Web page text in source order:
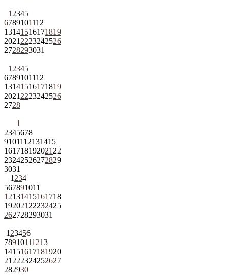
1 2345
6789101112
13141516171819
2021 2223242526
2728293031
1 2345
6789101112
13141516171819
2021 2223242526
2728
1
2345678
9101112131415
161718192021 22
23242526272829
3031
1 234
567891011
12131415161718
192021 22232425
262728293031
1 23456
78910111213
14151617181920
21 222324252627
282930